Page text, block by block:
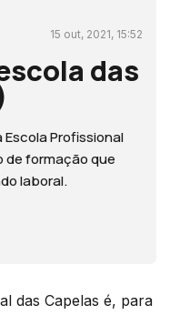
15 out, 2021, 15:52
das
Escola Profissional
de formação que
laboral.
das Capelas é, para